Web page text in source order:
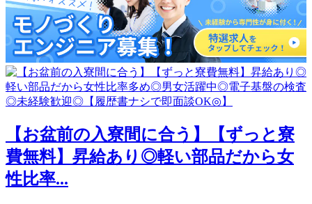
【お盆前の入寮間に合う】【ずっと寮
費無料】昇給あり◎軽い部品だから女
性比率...